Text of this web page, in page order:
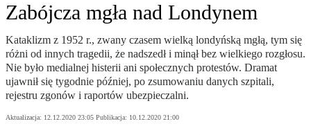
Zabójcza mgła nad Londynem
Kataklizm z 1952 r., zwany czasem wielką londyńską mgłą, tym się
różni od innych tragedii, że nadszedł i minął bez wielkiego rozgłosu.
Nie było medialnej histerii ani społecznych protestów. Dramat
ujawnił się tygodnie później, po zsumowaniu danych szpitali,
rejestru zgonów i raportów ubezpieczalni.
Aktualizacja: 12.12.2020 23:05 Publikacja: 10.12.2020 21:00